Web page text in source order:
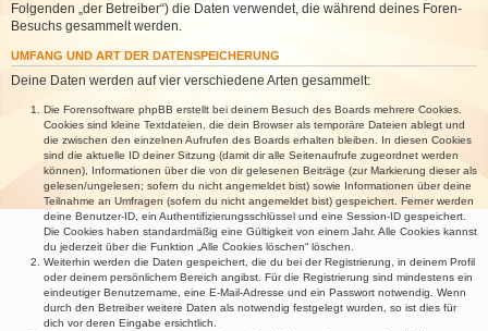
Folgenden „der Betreiber“) die Daten verwendet, die während deines Foren-
Besuchs gesammelt werden.
UMFANG UND ART DER DATENSPEICHERUNG
Deine Daten werden auf vier verschiedene Arten gesammelt:
Die Forensoftware phpBB erstellt bei deinem Besuch des Boards mehrere Cookies.
Cookies sind kleine Textdateien, die dein Browser als temporäre Dateien ablegt und
die zwischen den einzelnen Aufrufen des Boards erhalten bleiben. In diesen Cookies
sind die aktuelle ID deiner Sitzung (damit dir alle Seitenaufrufe zugeordnet werden
können), Informationen über die von dir gelesenen Beiträge (zur Markierung dieser als
gelesen/ungelesen; sofern du nicht angemeldet bist) sowie Informationen über deine
Teilnahme an Umfragen (sofern du nicht angemeldet bist) gespeichert. Ferner werden
deine Benutzer-ID, ein Authentifizierungsschlüssel und eine Session-ID gespeichert.
Die Cookies haben standardmäßig eine Gültigkeit von einem Jahr. Alle Cookies kannst
du jederzeit über die Funktion „Alle Cookies löschen“ löschen.
Weiterhin werden die Daten gespeichert, die du bei der Registrierung, in deinem Profil
oder deinem persönlichem Bereich angibst. Für die Registrierung sind mindestens ein
eindeutiger Benutzername, eine E-Mail-Adresse und ein Passwort notwendig. Wenn
durch den Betreiber weitere Daten als notwendig festgelegt wurden, so ist dies für
dich vor deren Eingabe ersichtlich.